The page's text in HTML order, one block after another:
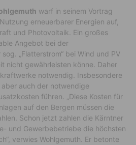
warf in seinem Vortrag
erneuerbarer Energien auf,
und Photovoltaik. Ein großes
Angebot bei der
„Flatterstrom“ bei Wind und PV
nicht gewährleisten könne. Daher
notwendig. Insbesondere
auch der notwendige
führen. „Diese Kosten für
auf den Bergen müssen die
Schon jetzt zahlen die Kärntner
und Gewerbebetriebe die höchsten
verwies Wohlgemuth. Er betonte